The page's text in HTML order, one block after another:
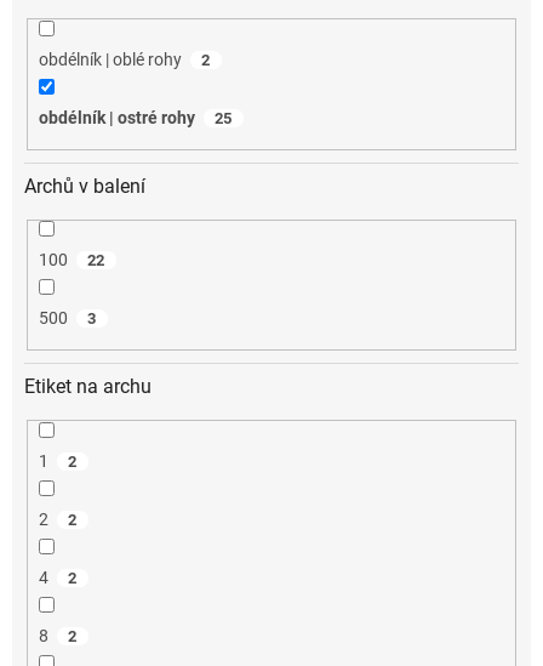
obdélník | oblé rohy 2
obdélník | ostré rohy 25
Archů v balení
100 22
500 3
Etiket na archu
1 2
2 2
4 2
8 2